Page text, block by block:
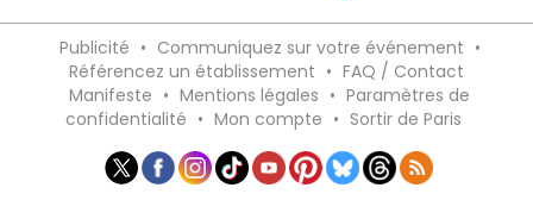
Publicité • Communiquez sur votre événement •
Référencez un établissement • FAQ / Contact
Manifeste • Mentions légales • Paramètres de
confidentialité • Mon compte • Sortir de Paris